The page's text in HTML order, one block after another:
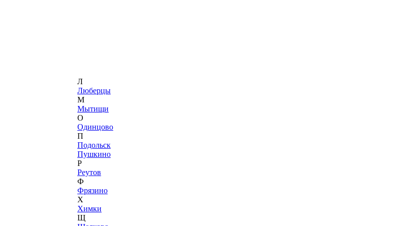
Л
Люберцы
М
Мытищи
О
Одинцово
П
Подольск
Пушкино
Р
Реутов
Ф
Фрязино
Х
Химки
Щ